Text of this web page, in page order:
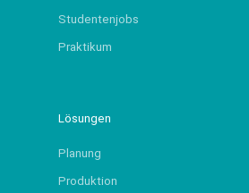
Studentenjobs
Praktikum
Lösungen
Planung
Produktion